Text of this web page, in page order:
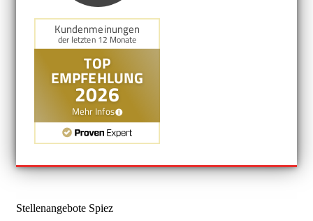
Stellenangebote Spiez